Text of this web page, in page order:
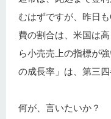
むはずですが、昨日
費の割合は、米国は
ら小売売上の指標が
の成長率」は、第三
何が、言いたいか？